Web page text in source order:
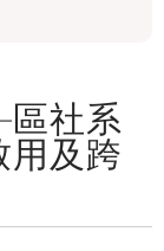
社系
用及跨